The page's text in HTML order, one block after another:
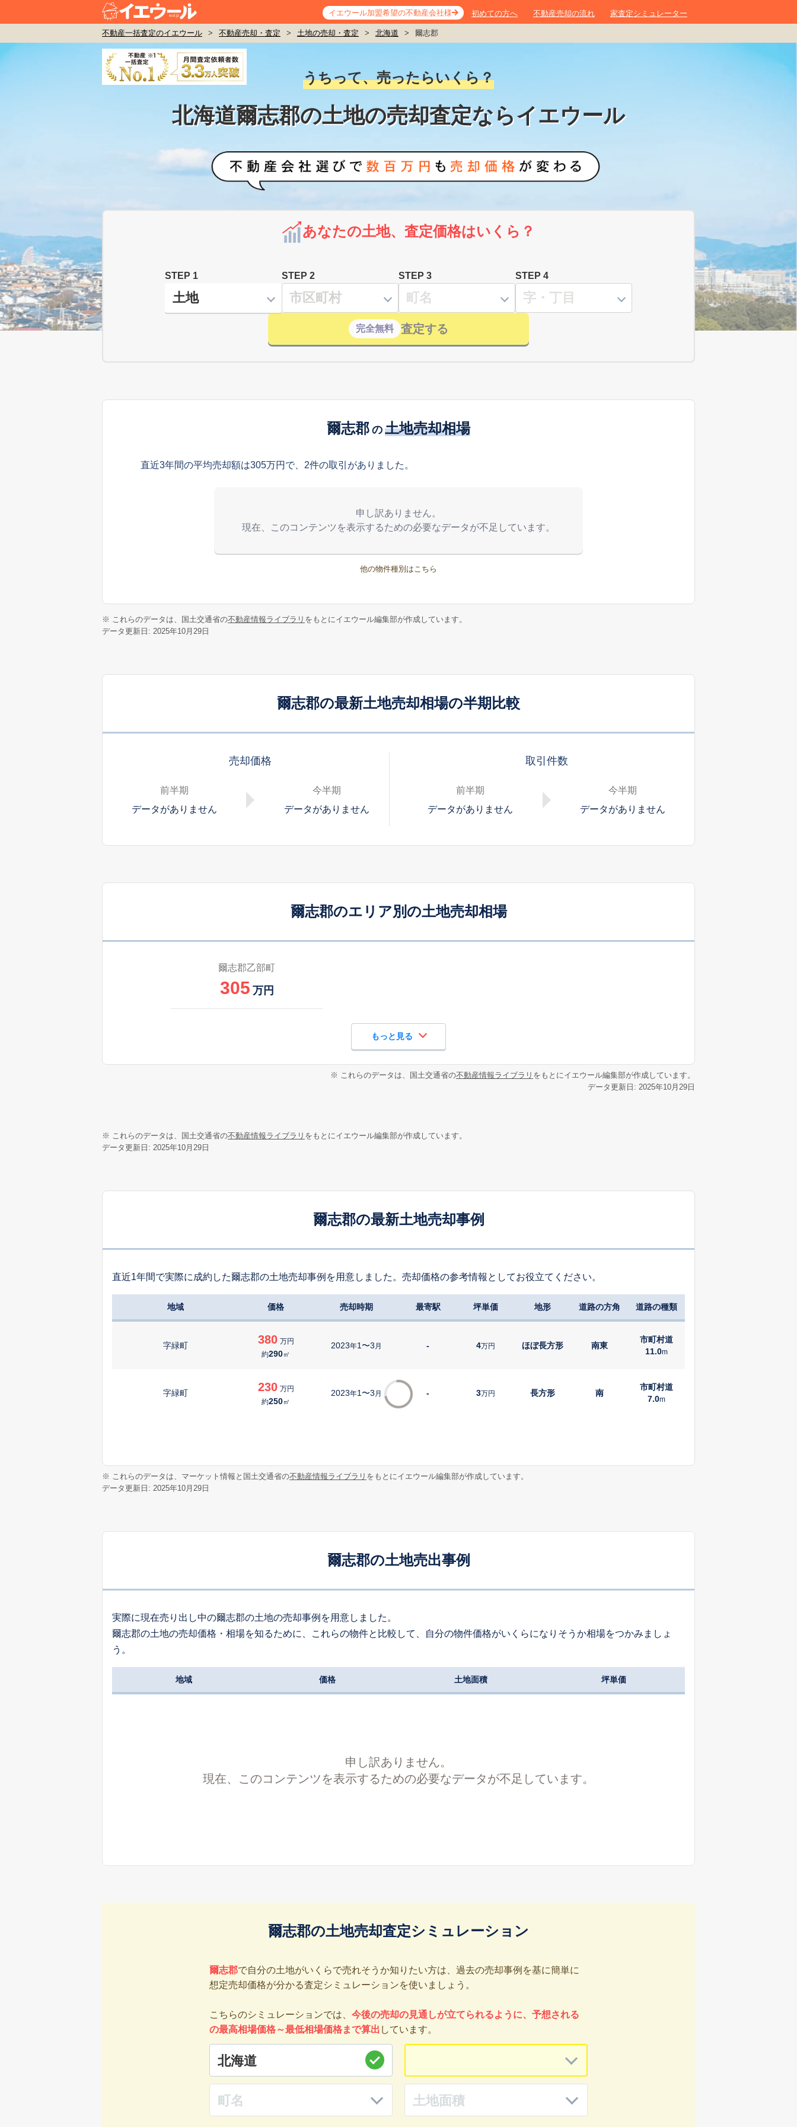
イエウール加盟希望の不動産会社様 初めての方へ 不動産売却の流れ 家査定シミュレーター
不動産一括査定のイエウール > 不動産売却・査定 > 土地の売却・査定 > 北海道 > 爾志郡
うちって、売ったらいくら？
北海道爾志郡の土地の売却査定ならイエウール
あなたの土地、査定価格はいくら？
STEP 1 STEP 2 STEP 3 STEP 4
完全無料 査定する
爾志郡 の 土地売却相場
直近3年間の平均売却額は305万円で、2件の取引がありました。
申し訳ありません。
現在、このコンテンツを表示するための必要なデータが不足しています。
他の物件種別はこちら
※ これらのデータは、国土交通省の不動産情報ライブラリ をもとにイエウール編集部が作成しています。
データ更新日: 2025年10月29日
爾志郡の最新土地売却相場の半期比較
売却価格
前半期
データがありません
今半期
データがありません
取引件数
前半期
データがありません
今半期
データがありません
爾志郡のエリア別の土地売却相場
爾志郡乙部町
305 万円
もっと見る
※ これらのデータは、国土交通省の不動産情報ライブラリ をもとにイエウール編集部が作成しています。
データ更新日: 2025年10月29日
※ これらのデータは、国土交通省の不動産情報ライブラリ をもとにイエウール編集部が作成しています。
データ更新日: 2025年10月29日
爾志郡の最新土地売却事例
直近1年間で実際に成約した爾志郡の土地売却事例を用意しました。売却価格の参考情報としてお役立てください。
地域 価格 売却時期 最寄駅 坪単価 地形 道路の方角 道路の種類
字緑町 380 万円
約290㎡
2023年1〜3 月 - 4万円 ほぼ長方形 南東
市町村道
11.0m
字緑町 230 万円
約250㎡
2023年1〜3 月 - 3万円 長方形 南
市町村道
7.0m
※ これらのデータは、マーケット情報と国土交通省の不動産情報ライブラリ をもとにイエウール編集部が作成しています。
データ更新日: 2025年10月29日
爾志郡の土地売出事例
実際に現在売り出し中の爾志郡の土地の売却事例を用意しました。
爾志郡の土地の売却価格・相場を知るために、これらの物件と比較して、自分の物件価格がいくらになりそうか相場をつかみましょ
う。
地域 価格 土地面積 坪単価
申し訳ありません。
現在、このコンテンツを表示するための必要なデータが不足しています。
爾志郡の土地売却査定シミュレーション
爾志郡で自分の土地がいくらで売れそうか知りたい方は、過去の売却事例を基に簡単に
想定売却価格が分かる査定シミュレーションを使いましょう。
こちらのシミュレーションでは、 今後の売却の見通しが立てられるように、予想される
の最高相場価格～最低相場価格まで算出 しています。